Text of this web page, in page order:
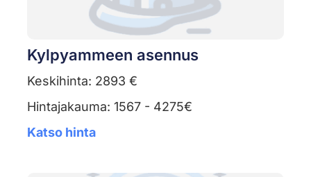
Kylpyammeen asennus
Keskihinta: 2893 €
Hintajakauma: 1567 - 4275€
Katso hinta